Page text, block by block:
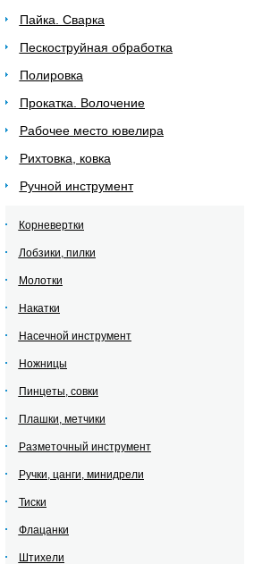
Пайка. Сварка
Пескоструйная обработка
Полировка
Прокатка. Волочение
Рабочее место ювелира
Рихтовка, ковка
Ручной инструмент
Корневертки
Лобзики, пилки
Молотки
Накатки
Насечной инструмент
Ножницы
Пинцеты, совки
Плашки, метчики
Разметочный инструмент
Ручки, цанги, минидрели
Тиски
Флацанки
Штихели